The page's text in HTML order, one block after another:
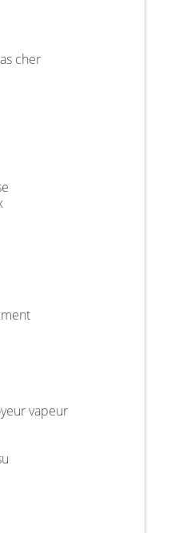
cher
vapeur